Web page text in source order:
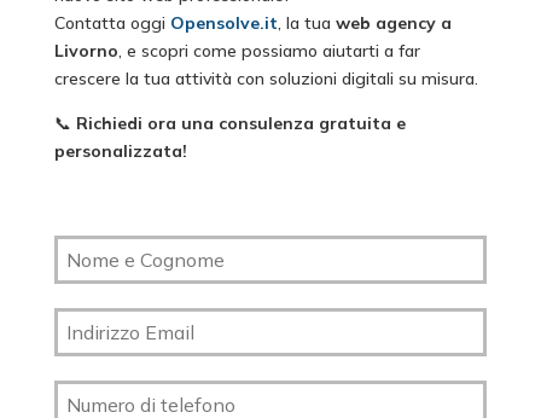
Contatta oggi Opensolve.it, la tua web agency a
Livorno, e scopri come possiamo aiutarti a far
crescere la tua attività con soluzioni digitali su misura.
📞 Richiedi ora una consulenza gratuita e
personalizzata!